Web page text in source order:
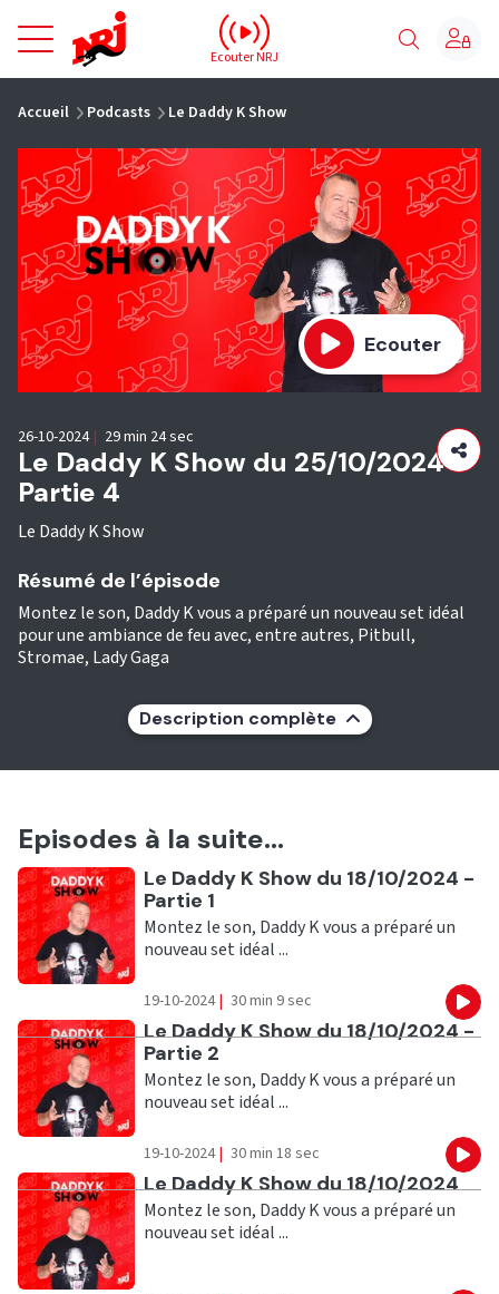
NRJ - Accueil
Ecouter NRJ
Accueil Podcasts Le Daddy K Show
Ecouter
Le Daddy K Show du 25/10/2024 -
Partie 4
Le Daddy K Show
26-10-2024 | 29 min 24 sec
Résumé de l’épisode
Montez le son, Daddy K vous a préparé un nouveau set idéal
pour une ambiance de feu avec, entre autres, Pitbull,
Stromae, Lady Gaga
Description complète
Episodes à la suite...
Ecouter
Le Daddy K Show du 18/10/2024 -
Partie 1
Montez le son, Daddy K vous a préparé un
nouveau set idéal ...
19-10-2024 | 30 min 9 sec
Ecouter
Le Daddy K Show du 18/10/2024 -
Partie 2
Montez le son, Daddy K vous a préparé un
nouveau set idéal ...
19-10-2024 | 30 min 18 sec
Ecouter
Le Daddy K Show du 18/10/2024
Montez le son, Daddy K vous a préparé un
nouveau set idéal ...